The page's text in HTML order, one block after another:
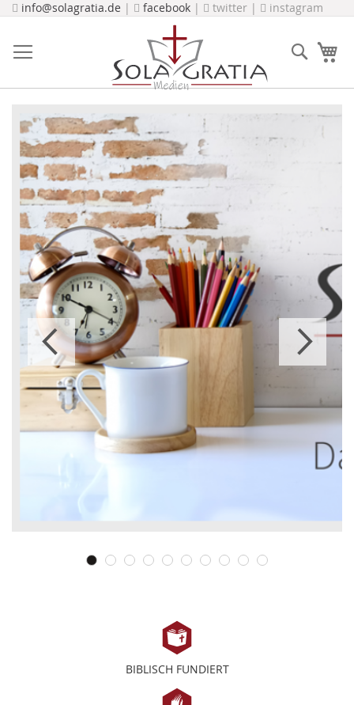
Direkt
info@solagratia.de | facebook | twitter | instagram
Suche
BIBLISCH FUNDIERT